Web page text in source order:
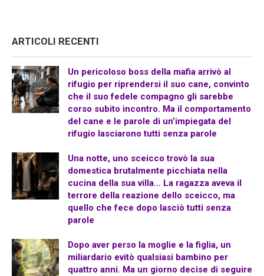
ARTICOLI RECENTI
Un pericoloso boss della mafia arrivò al
rifugio per riprendersi il suo cane, convinto
che il suo fedele compagno gli sarebbe
corso subito incontro. Ma il comportamento
del cane e le parole di un’impiegata del
rifugio lasciarono tutti senza parole
Una notte, uno sceicco trovò la sua
domestica brutalmente picchiata nella
cucina della sua villa… La ragazza aveva il
terrore della reazione dello sceicco, ma
quello che fece dopo lasciò tutti senza
parole
Dopo aver perso la moglie e la figlia, un
miliardario evitò qualsiasi bambino per
quattro anni. Ma un giorno decise di seguire